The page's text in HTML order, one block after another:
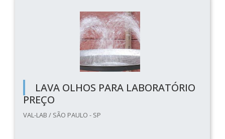
LAVA OLHOS PARA LABORATÓRIO
PREÇO
VAL-LAB / SÃO PAULO - SP